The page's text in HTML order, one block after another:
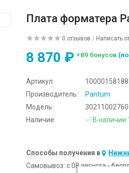
Плата форматера
0 отзывов / Написать
8 870 ₽ +89 бонусов
Артикул:
10000158188
Производитель:
Pantum
Модель:
Наличие:
✅ В наличии
Способы получения в
Самовывоз: c 08 августа -